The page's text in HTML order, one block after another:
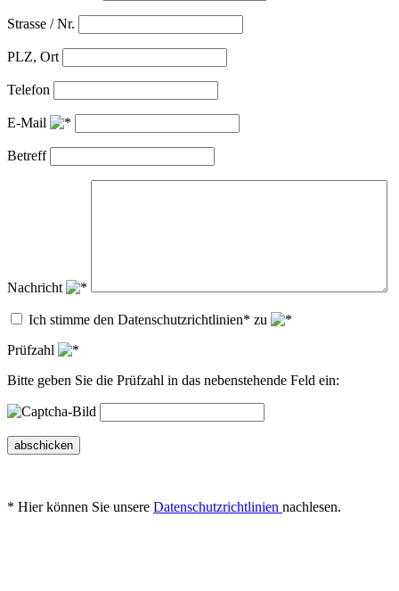
Strasse / Nr.
PLZ, Ort
Telefon
E-Mail
Betreff
Nachricht
Ich stimme den Datenschutzrichtlinien* zu
Prüfzahl
Bitte geben Sie die Prüfzahl in das nebenstehende Feld ein:
abschicken
* Hier können Sie unsere Datenschutzrichtlinien nachlesen.